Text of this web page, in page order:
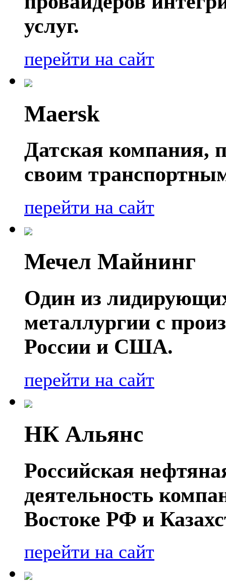
услуг.
перейти на сайт
Maersk
Датская компания,
своим
перейти на сайт
Мечел Майнинг
Один из
металлургии с
России и США.
перейти на сайт
НК Альянс
Российская
деятельность
Востоке РФ и
перейти на сайт